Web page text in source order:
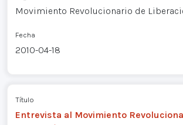
Movimiento Revolucionario de
Fecha
2010-04-18
Título
Entrevista al Movimiento